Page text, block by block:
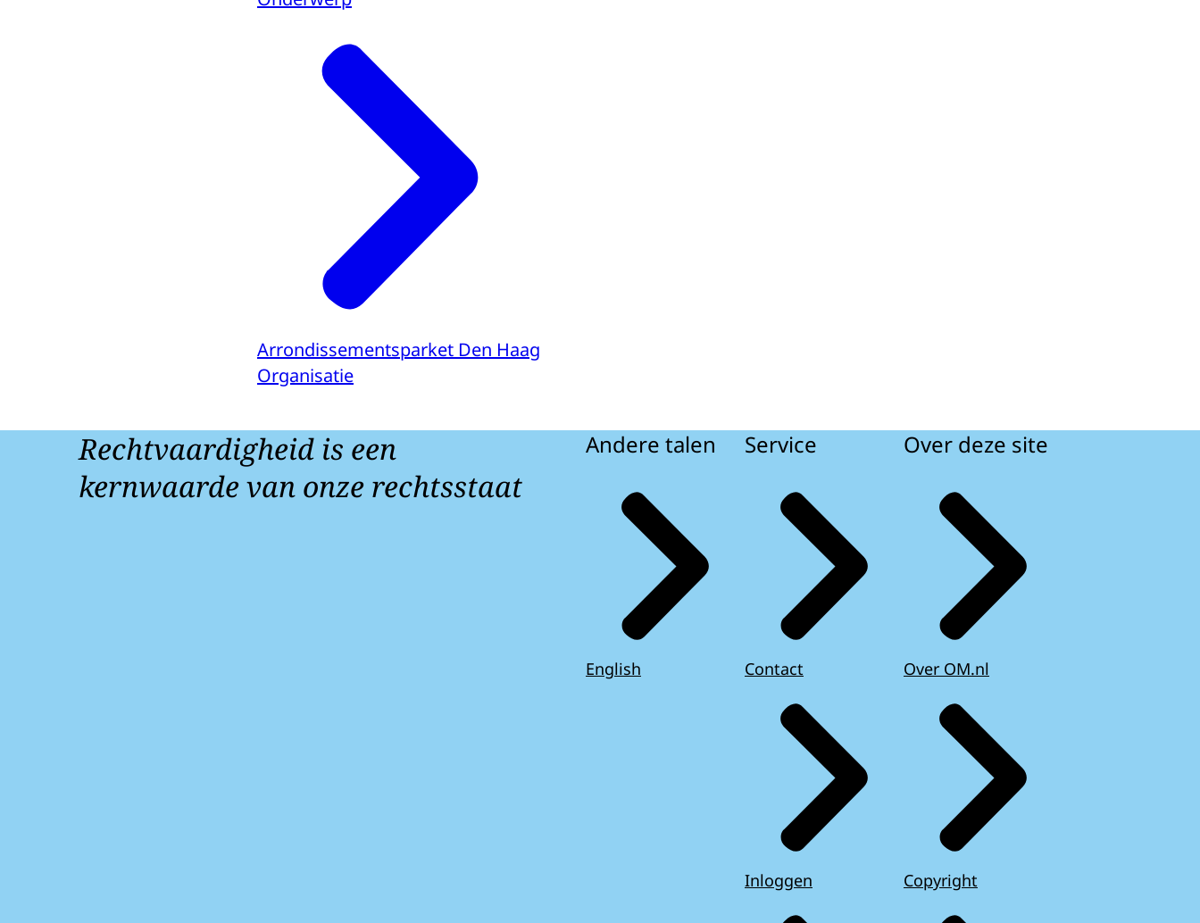
Arrondissementsparket Den Haag
Organisatie
Rechtvaardigheid is een
kernwaarde van onze rechtsstaat
Andere talen
English
Service
Contact
Inloggen
Over deze site
Over OM.nl
Copyright